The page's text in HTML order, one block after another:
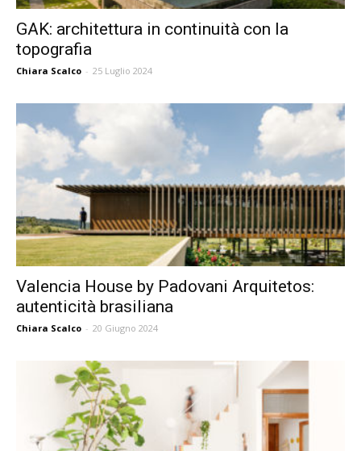
GAK: architettura in continuità con la
topografia
Chiara Scalco - 25 Luglio 2024
Valencia House by Padovani Arquitetos:
autenticità brasiliana
Chiara Scalco - 20 Giugno 2024